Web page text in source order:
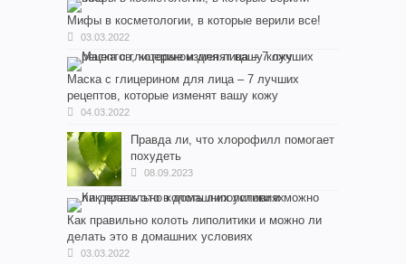
Мифы в косметологии, в которые верили все!
03.03.2022
Маска с глицерином для лица – 7 лучших
рецептов, которые изменят вашу кожу
04.03.2022
Правда ли, что хлорофилл помогает
похудеть
08.09.2023
Как правильно колоть липолитики и можно ли
делать это в домашних условиях
03.03.2022